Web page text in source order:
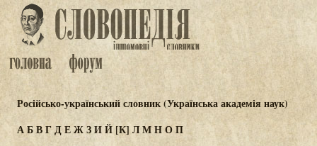
Російсько-український словник (Українська академія наук)
АБВГДЕЖЗИЙ[К]ЛМНОП